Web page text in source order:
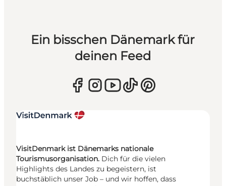
Ein bisschen Dänemark für
deinen Feed
VisitDenmark ist Dänemarks nationale
Tourismusorganisation. Dich für die vielen
Highlights des Landes zu begeistern, ist
buchstäblich unser Job – und wir hoffen, dass